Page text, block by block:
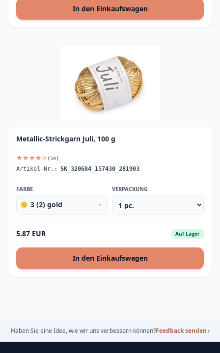
In den Einkaufswagen
Metallic-Strickgarn Juli, 100 g
★★★★½ (59)
Artikel-Nr.: SK_320684_157430_281903
FARBE
3 (2) gold
VERPACKUNG
5.87 EUR Auf Lager
In den Einkaufswagen
Haben Sie eine Idee, wie wir uns verbessern können?Feedback senden›